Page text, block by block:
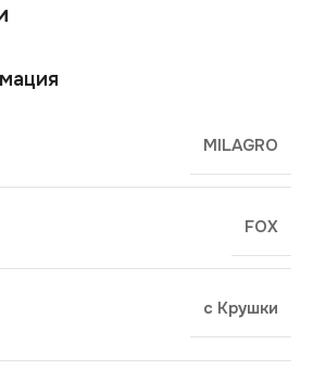
MILAGRO
FOX
с Крушки